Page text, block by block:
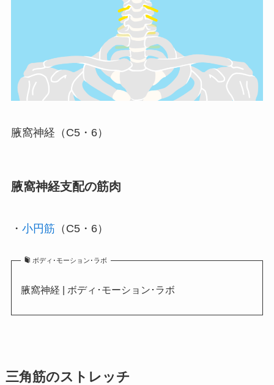
腋窩神経（C5・6）
腋窩神経支配の筋肉
・ 小円筋（C5・6）
ボディ･モーション･ラボ
腋窩神経 | ボディ･モーション･ラボ
三角筋のストレッチ